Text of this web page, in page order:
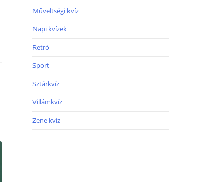
Műveltségi kvíz
Napi kvízek
Retró
Sport
Sztárkvíz
Villámkvíz
Zene kvíz